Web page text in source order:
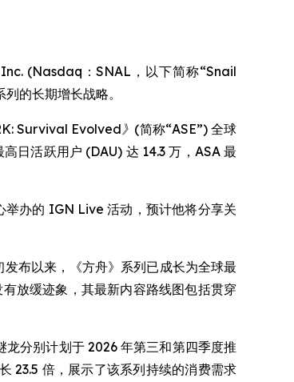
(Nasdaq：SNAL，以下简称“Snail
的长期增长战略。
Survival Evolved》 (简称“ASE”) 全球
日活跃用户 (DAU) 达 14.3 万，ASA 最
办的 IGN Live 活动，预计他将分享关
布以来，《方舟》系列已成长为全球最
放缓迹象，其最新内容路线图包括贯穿
龙分别计划于 2026 年第三和第四季度推
23.5 倍，展示了该系列持续的消费需求